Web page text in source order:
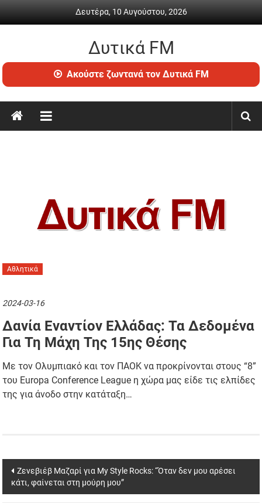
Δευτέρα, 10 Αυγούστου, 2026
Δυτικά FM
Ραδιόφωνο
•
ενημέρωση
Ακούστε ζωντανά τον Δυτικά FM
Αθλητικά
2024-03-16
Δανία Εναντίον Ελλάδας: Τα Δεδομένα
Για Τη Μάχη Της 15ης Θέσης
Με τον Ολυμπιακό και τον ΠΑΟΚ να προκρίνονται στους “8”
του Europa Conference League η χώρα μας είδε τις ελπίδες
της για άνοδο στην κατάταξη…
Post
navigation
Ζενεβιέβ Μαζαρί για My Style Rocks: “Όταν δεν μου αρέσει
κάτι, φαίνεται στη μούρη μου”